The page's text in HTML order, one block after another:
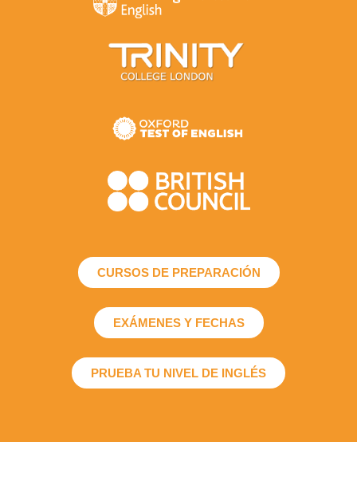
CURSOS DE PREPARACIÓN
EXÁMENES Y FECHAS
PRUEBA TU NIVEL DE INGLÉS